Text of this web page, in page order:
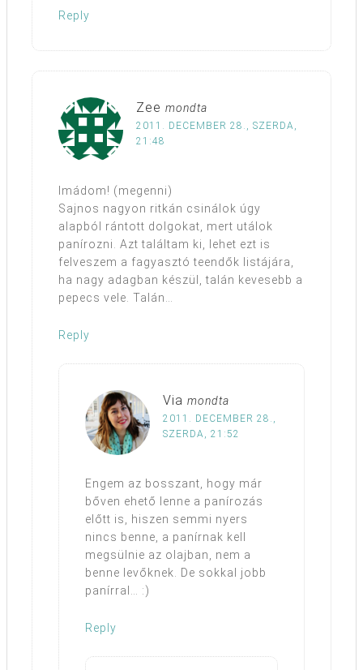
Reply
Zee mondta
2011. DECEMBER 28., SZERDA,
21:48
Imádom! (megenni)
Sajnos nagyon ritkán csinálok úgy
alapból rántott dolgokat, mert utálok
panírozni. Azt találtam ki, lehet ezt is
felveszem a fagyasztó teendők listájára,
ha nagy adagban készül, talán kevesebb a
pepecs vele. Talán…
Reply
Via mondta
2011. DECEMBER 28.,
SZERDA, 21:52
Engem az bosszant, hogy már
bőven ehető lenne a panírozás
előtt is, hiszen semmi nyers
nincs benne, a panírnak kell
megsülnie az olajban, nem a
benne levőknek. De sokkal jobb
panírral… :)
Reply